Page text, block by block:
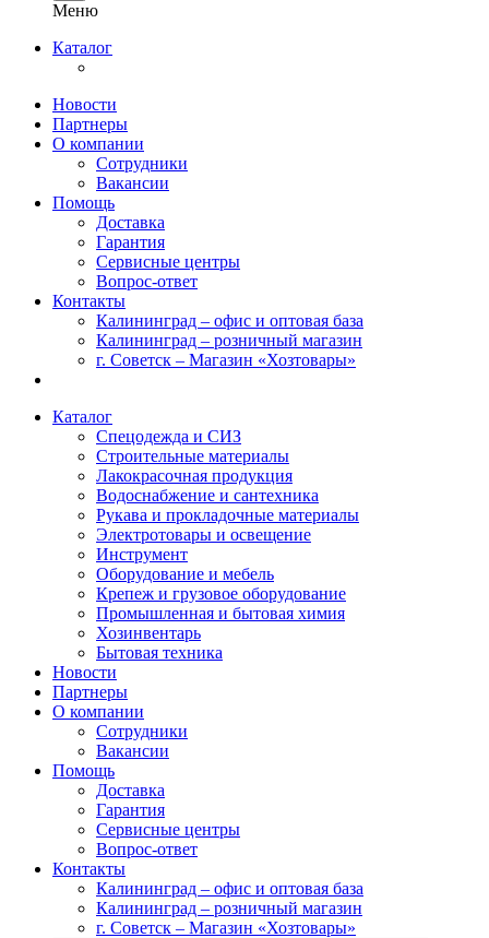
Меню
Каталог
Новости
Партнеры
О компании
Сотрудники
Вакансии
Помощь
Доставка
Гарантия
Сервисные центры
Вопрос-ответ
Контакты
Калининград – офис и оптовая база
Калининград – розничный магазин
г. Советск – Магазин «Хозтовары»
Каталог
Спецодежда и СИЗ
Строительные материалы
Лакокрасочная продукция
Водоснабжение и сантехника
Рукава и прокладочные материалы
Электротовары и освещение
Инструмент
Оборудование и мебель
Крепеж и грузовое оборудование
Промышленная и бытовая химия
Хозинвентарь
Бытовая техника
Новости
Партнеры
О компании
Сотрудники
Вакансии
Помощь
Доставка
Гарантия
Сервисные центры
Вопрос-ответ
Контакты
Калининград – офис и оптовая база
Калининград – розничный магазин
г. Советск – Магазин «Хозтовары»